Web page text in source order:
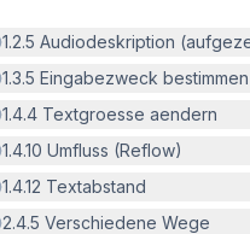
Erfüllt:
1.2.5 Audiodeskription
Erfüllt:
1.3.5 Eingabezweck bestimmen
Erfüllt:
1.4.4 Textgroesse aendern
Erfüllt:
1.4.10 Umfluss (Reflow)
Erfüllt:
1.4.12 Textabstand
Erfüllt:
2.4.5 Verschiedene Wege